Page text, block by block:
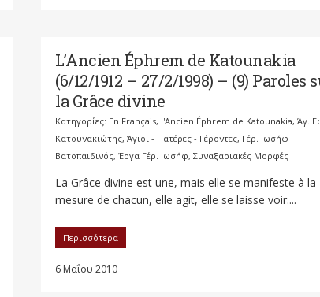
L’Ancien Éphrem de Katounakia
(6/12/1912 – 27/2/1998) – (9) Paroles
la Grâce divine
Κατηγορίες: En Français, l'Ancien Éphrem de Katounakia, Άγ.
Κατουνακιώτης, Άγιοι - Πατέρες - Γέροντες, Γέρ. Ιωσήφ
Βατοπαιδινός, Έργα Γέρ. Ιωσήφ, Συναξαριακές Μορφές
La Grâce divine est une, mais elle se manifeste à la
mesure de chacun, elle agit, elle se laisse voir....
Περισσότερα
6 Μαΐου 2010